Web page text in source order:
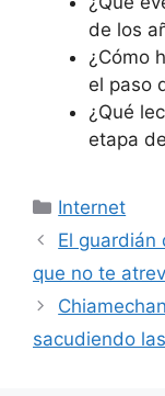
de los
¿Cómo
el paso
¿Qué
etapa
Categorías
Internet
El guardián
que no te
sacudiendo